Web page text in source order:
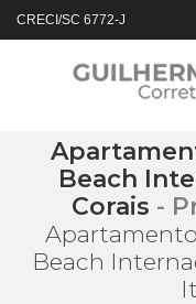
CRECI/SC 6772-J
Beach
Corais -
Beach